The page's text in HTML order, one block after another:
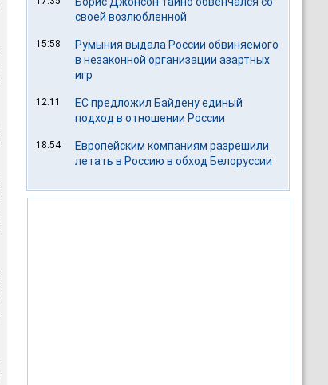
своей возлюбленной
15:58
Румыния выдала России обвиняемого
в незаконной организации азартных
игр
12:11
ЕС предложил Байдену единый
подход в отношении России
18:54
Европейским компаниям разрешили
летать в Россию в обход Белоруссии